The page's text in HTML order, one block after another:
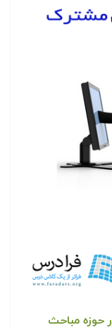
حوزه مباحث